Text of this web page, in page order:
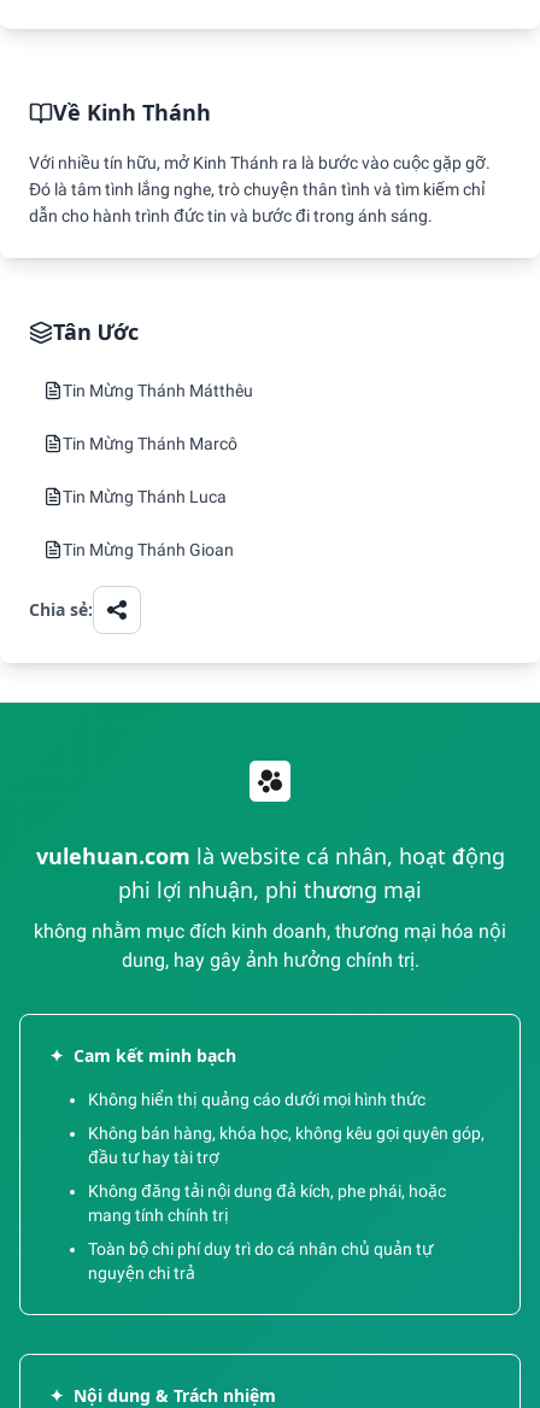
Về Kinh Thánh
Với nhiều tín hữu, mở Kinh Thánh ra là bước vào cuộc gặp gỡ.
Đó là tâm tình lắng nghe, trò chuyện thân tình và tìm kiếm chỉ
dẫn cho hành trình đức tin và bước đi trong ánh sáng.
Tân Ước
Tin Mừng Thánh Mátthêu
Tin Mừng Thánh Marcô
Tin Mừng Thánh Luca
Tin Mừng Thánh Gioan
Chia sẻ:
vulehuan.com là website cá nhân, hoạt động
phi lợi nhuận, phi thương mại
không nhằm mục đích kinh doanh, thương mại hóa nội
dung, hay gây ảnh hưởng chính trị.
✦ Cam kết minh bạch
Không hiển thị quảng cáo dưới mọi hình thức
Không bán hàng, khóa học, không kêu gọi quyên góp,
đầu tư hay tài trợ
Không đăng tải nội dung đả kích, phe phái, hoặc
mang tính chính trị
Toàn bộ chi phí duy trì do cá nhân chủ quản tự
nguyện chi trả
✦ Nội dung & Trách nhiệm